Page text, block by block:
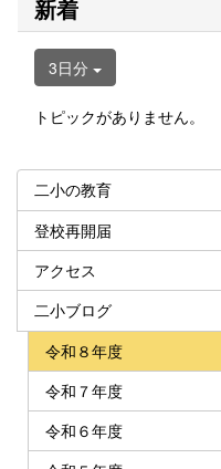
新着
3日分
トピックがありません。
二小の教育
登校再開届
アクセス
二小ブログ
令和８年度
令和７年度
令和６年度